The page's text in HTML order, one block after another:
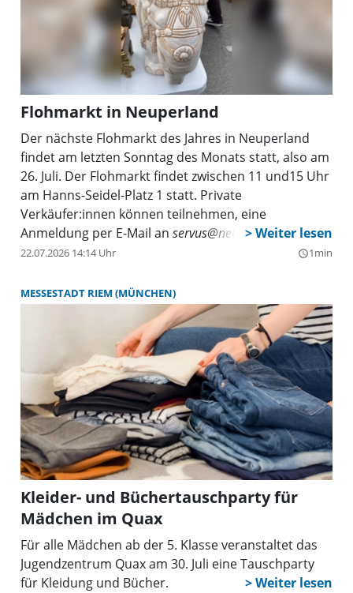
Flohmarkt in Neuperland
Der nächste Flohmarkt des Jahres in Neuperland
findet am letzten Sonntag des Monats statt, also am
26. Juli. Der Flohmarkt findet zwischen 11 und15 Uhr
am Hanns-Seidel-Platz 1 statt. Private
Verkäufer:innen können teilnehmen, eine
Anmeldung per E-Mail an servus@neuperland.de)ist
erforderlich. Tische müssen selbst mitgebracht
eine Spende an den Verein ist willkommen.
22.07.2026 14:14 Uhr query_builder1min
MESSESTADT RIEM (MÜNCHEN)
Kleider- und Büchertauschparty für
Mädchen im Quax
Für alle Mädchen ab der 5. Klasse veranstaltet das
Jugendzentrum Quax am 30. Juli eine Tauschparty
für Kleidung und Bücher.